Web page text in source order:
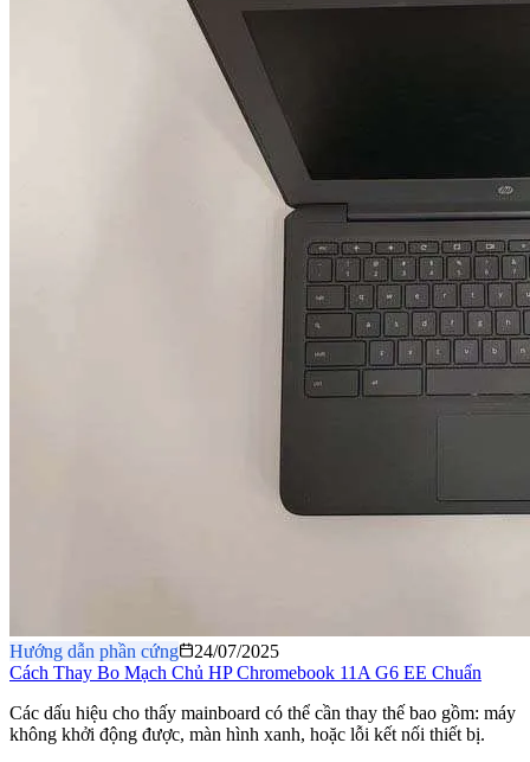
Hướng dẫn phần cứng
24/07/2025
Cách Thay Bo Mạch Chủ HP Chromebook 11A G6 EE Chuẩn
Các dấu hiệu cho thấy mainboard có thể cần thay thế bao gồm: máy
không khởi động được, màn hình xanh, hoặc lỗi kết nối thiết bị.